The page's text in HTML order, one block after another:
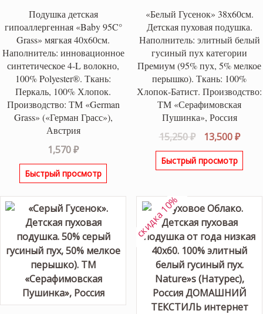
Подушка детская
гипоаллергенная «Baby 95C°
Grass» мягкая 40х60см.
Наполнитель: инновационное
синтетическое 4-L волокно,
100% Polyester®. Ткань:
Перкаль, 100% Хлопок.
Производство: ТМ «German
Grass» («Герман Грасс»),
Австрия
1,570₽
Быстрый просмотр
«Белый Гусенок» 38х60см.
Детская пуховая подушка.
Наполнитель: элитный белый
гусиный пух категории
Премиум (95% пух, 5% мелкое
перышко). Ткань: 100%
Хлопок-Батист. Производство:
ТМ «Серафимовская
Пушинка», Россия
15,250₽
цена
составляла
13,500₽
Быстрый просмотр
скидка 10%